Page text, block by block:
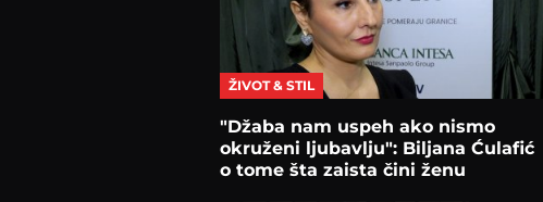
ŽIVOT & STIL
"Džaba nam uspeh ako nismo
okruženi ljubavlju": Biljana Ćulafić
o tome šta zaista čini ženu